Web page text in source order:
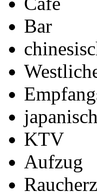
Bar
KTV
Aufzug